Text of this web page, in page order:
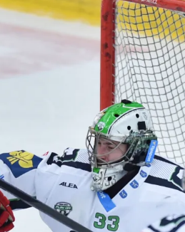
Moderní pětiboj
Motorsport
Olympijské hry
Parasport
Plavání
Plážový volejbal